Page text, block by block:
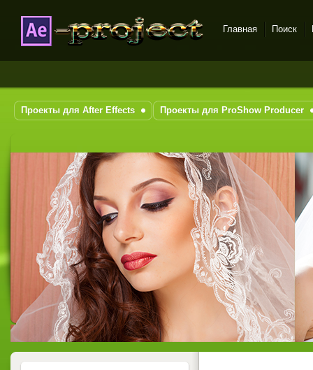
Главная Поиск
Проекты для After Effects Проекты для ProShow Producer